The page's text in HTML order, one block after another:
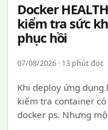
Docker
kiểm tra sức
phục hồi
07/08/2026 · 13 phút đọc
Khi deploy ứng dụng
kiểm tra container có
docker ps. Nhưng